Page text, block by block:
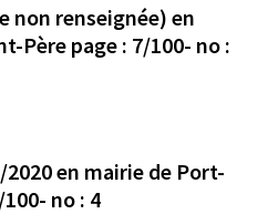
non renseignée) en
Père page : 7/100- no :
en mairie de Port-
no : 4